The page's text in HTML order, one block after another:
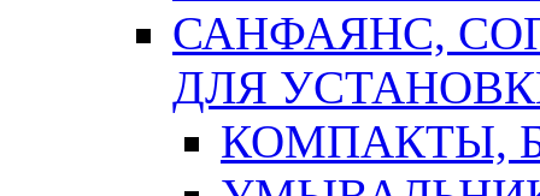
САНФАЯНС,
ДЛЯ
КОМПАКТЫ,